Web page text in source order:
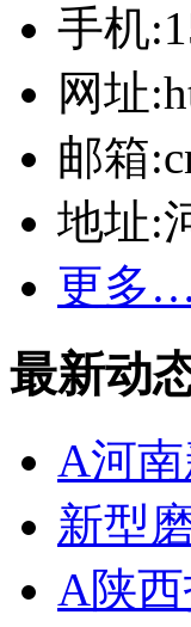
手机
网址
邮箱
地址:
更多
最新动
A河
新型
A陕